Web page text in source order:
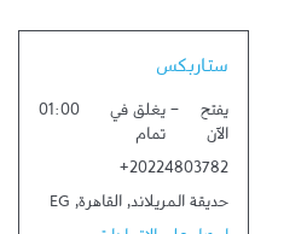
ستاربكس
يفتح
الآن
- يغلق في
تمام
01:00
+20224803782
حديقة المريلاند, القاهرة,
EG